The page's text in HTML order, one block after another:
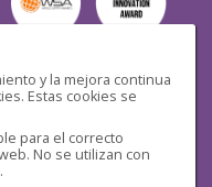
y la mejora continua
Estas cookies se
para el correcto
No se utilizan con